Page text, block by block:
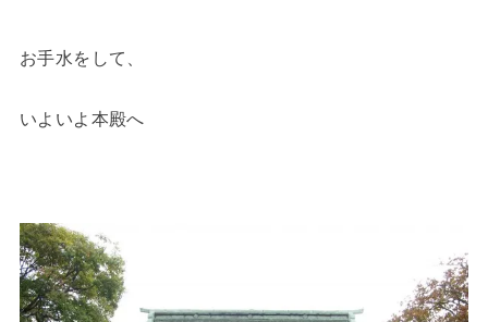
お手水をして、
いよいよ本殿へ